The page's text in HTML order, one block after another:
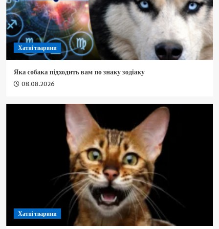
Хатні тварини
Яка собака підходить вам по знаку зодіаку
08.08.2026
Хатні тварини